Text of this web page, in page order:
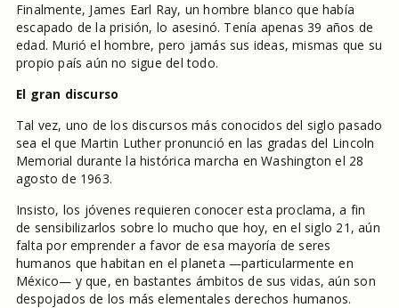
Finalmente, James Earl Ray, un hombre blanco que había
escapado de la prisión, lo asesinó. Tenía apenas 39 años de
edad. Murió el hombre, pero jamás sus ideas, mismas que su
propio país aún no sigue del todo.
El gran discurso
Tal vez, uno de los discursos más conocidos del siglo pasado
sea el que Martin Luther pronunció en las gradas del Lincoln
Memorial durante la histórica marcha en Washington el 28
agosto de 1963.
Insisto, los jóvenes requieren conocer esta proclama, a fin
de sensibilizarlos sobre lo mucho que hoy, en el siglo 21, aún
falta por emprender a favor de esa mayoría de seres
humanos que habitan en el planeta —particularmente en
México— y que, en bastantes ámbitos de sus vidas, aún son
despojados de los más elementales derechos humanos.